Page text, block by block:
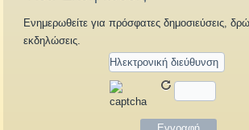
Ενημερωθείτε για πρόσφατες δημοσιεύσεις,
εκδηλώσεις.